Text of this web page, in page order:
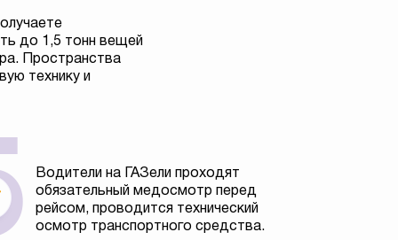
до 1,5 тонн вещей
Пространства
технику и
Водители на ГАЗели проходят
обязательный медосмотр перед
рейсом, проводится технический
осмотр транспортного средства.